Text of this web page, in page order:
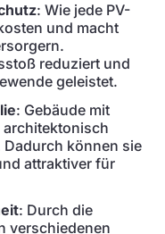
: Wie jede PV-
und macht
reduziert und
geleistet.
: Gebäude mit
können sie
attraktiver für
: Durch die
verschiedenen